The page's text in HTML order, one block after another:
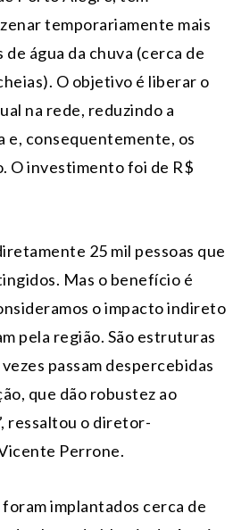
temporariamente mais
água da chuva (cerca de
O objetivo é liberar o
na rede, reduzindo a
e, consequentemente, os
O investimento foi de R$
25 mil pessoas que
Mas o benefício é
o impacto indireto
pela região. São estruturas
passam despercebidas
que dão robustez ao
ressaltou o diretor-
Perrone.
implantados cerca de